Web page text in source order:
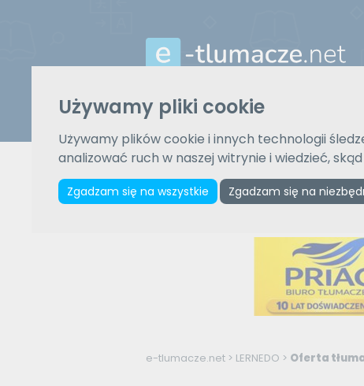
Używamy pliki cookie
Używamy plików cookie i innych technologii
analizować ruch w naszej witrynie i wiedzieć,
Zgadzam się na wszystkie Zgadzam się na
Z języka
Wybierz język
e-tlumacze.net> LERNEDO > Oferta